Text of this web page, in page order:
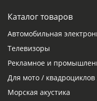
Каталог товаров
Автомобильная
Телевизоры
Рекламное и
Для мото / квадроциклов
Морская акустика